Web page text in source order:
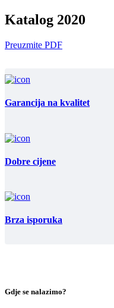
Katalog 2020
Preuzmite PDF
Garancija na kvalitet
Dobre cijene
Brza isporuka
Gdje se nalazimo?